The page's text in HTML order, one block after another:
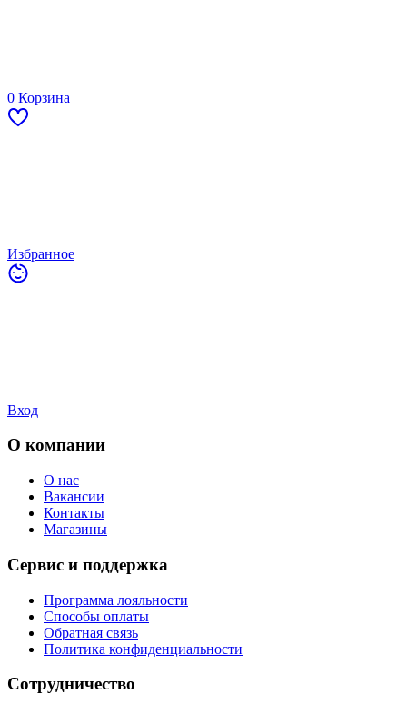
0 Корзина
Избранное
Вход
О компании
О нас
Вакансии
Контакты
Магазины
Сервис и поддержка
Программа лояльности
Способы оплаты
Обратная связь
Политика конфиденциальности
Сотрудничество